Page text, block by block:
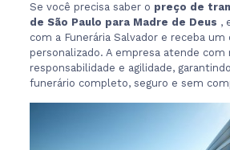
Se você precisa saber o preço de
de São Paulo para Madre de Deus ,
com a Funerária Salvador e receba
personalizado. A empresa atende com
responsabilidade e agilidade,
funerário completo, seguro e sem